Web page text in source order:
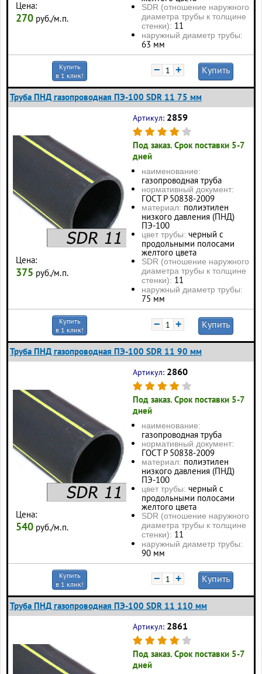
Цена:
270 руб./м.п.
SDR (отношение наружного
диаметра трубы к толщине
стенки): 11
наружный диаметр трубы:
63 мм
Купить
в 1 клик!
− + Купить
Труба ПНД газопроводная ПЭ-100 SDR 11 75 мм
Цена:
375 руб./м.п.
Артикул: 2859
Под заказ. Срок поставки 5-7
дней
наименование:
газопроводная труба
нормативный документ:
ГОСТ Р 50838-2009
материал: полиэтилен
низкого давления (ПНД)
ПЭ-100
цвет трубы: черный с
продольными полосами
желтого цвета
SDR (отношение наружного
диаметра трубы к толщине
стенки): 11
наружный диаметр трубы:
75 мм
Купить
в 1 клик!
− + Купить
Труба ПНД газопроводная ПЭ-100 SDR 11 90 мм
Цена:
540 руб./м.п.
Артикул: 2860
Под заказ. Срок поставки 5-7
дней
наименование:
газопроводная труба
нормативный документ:
ГОСТ Р 50838-2009
материал: полиэтилен
низкого давления (ПНД)
ПЭ-100
цвет трубы: черный с
продольными полосами
желтого цвета
SDR (отношение наружного
диаметра трубы к толщине
стенки): 11
наружный диаметр трубы:
90 мм
Купить
в 1 клик!
− + Купить
Труба ПНД газопроводная ПЭ-100 SDR 11 110 мм
Артикул: 2861
Под заказ. Срок поставки 5-7
дней